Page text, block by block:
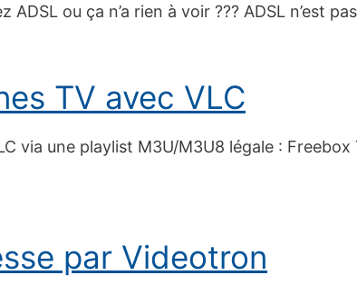
ou ça n’a rien à voir ??? ADSL n’est
TV avec VLC
via une playlist M3U/M3U8 légale :
par Videotron